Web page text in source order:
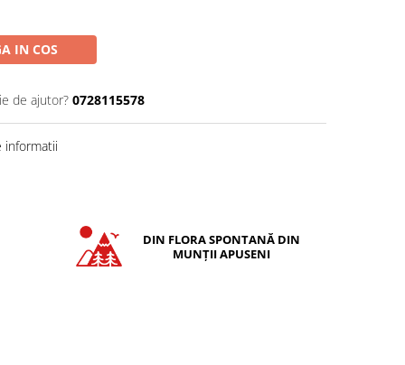
IN COS
de ajutor? 0728115578
informatii
DIN FLORA SPONTANĂ DIN
MUNȚII APUSENI